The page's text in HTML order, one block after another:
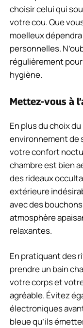
choisir celui qui
votre cou. Que
moelleux
personnelles.
régulièrement
hygiène.
Mettez-vous à
En plus du choix
environnement de
votre confort
chambre est bien
des rideaux
extérieure
avec des
atmosphère
relaxantes.
En pratiquant des
prendre un bain
votre corps et
agréable. Évitez
électroniques
bleue qu’ils